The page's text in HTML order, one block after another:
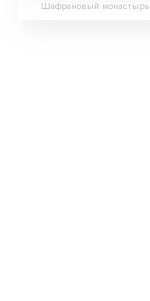
Шафрановый монастырь